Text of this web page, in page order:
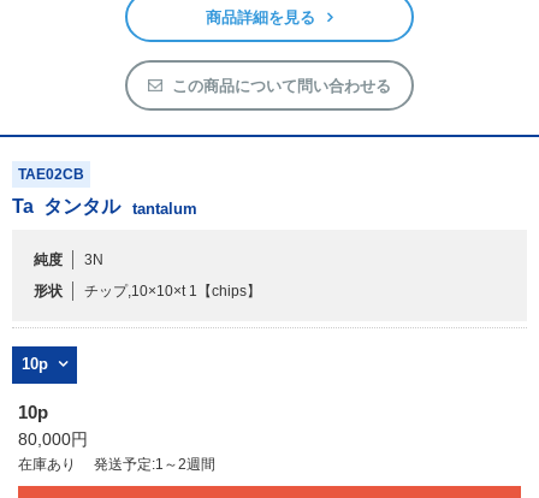
商品詳細を見る
この商品について問い合わせる
TAE02CB
Ta タンタル tantalum
純度
3N
形状
チップ,10×10×t 1 【chips】
10p
10p
80,000円
在庫あり 発送予定:1～2週間